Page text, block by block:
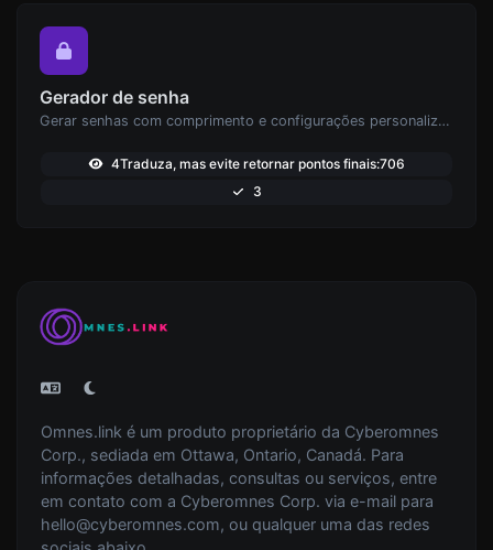
Gerador de senha
Gerar senhas com comprimento e configurações personalizadas.
4Traduza, mas evite retornar pontos finais:706
3
Omnes.link é um produto proprietário da Cyberomnes
Corp., sediada em Ottawa, Ontario, Canadá. Para
informações detalhadas, consultas ou serviços, entre
em contato com a Cyberomnes Corp. via e-mail para
hello@cyberomnes.com, ou qualquer uma das redes